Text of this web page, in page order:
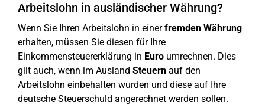
Arbeitslohn in ausländischer Währung?
Wenn Sie Ihren Arbeitslohn in einerfremden Währung
erhalten, müssen Sie diesen für Ihre
Einkommensteuererklärung in Euro umrechnen. Dies
gilt auch, wenn im Ausland Steuern auf den
Arbeitslohn einbehalten wurden und diese auf Ihre
deutsche Steuerschuld angerechnet werden sollen.